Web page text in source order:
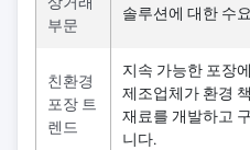
부문
솔루션에 대한 수
친환경
포장 트
렌드
지속 가능한 포장
제조업체가 환경
재료를 개발하고
니다.